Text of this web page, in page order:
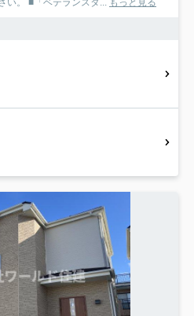
様のご要望をぜひお聞かせください。 ■「ベテランスタ... もっと見る